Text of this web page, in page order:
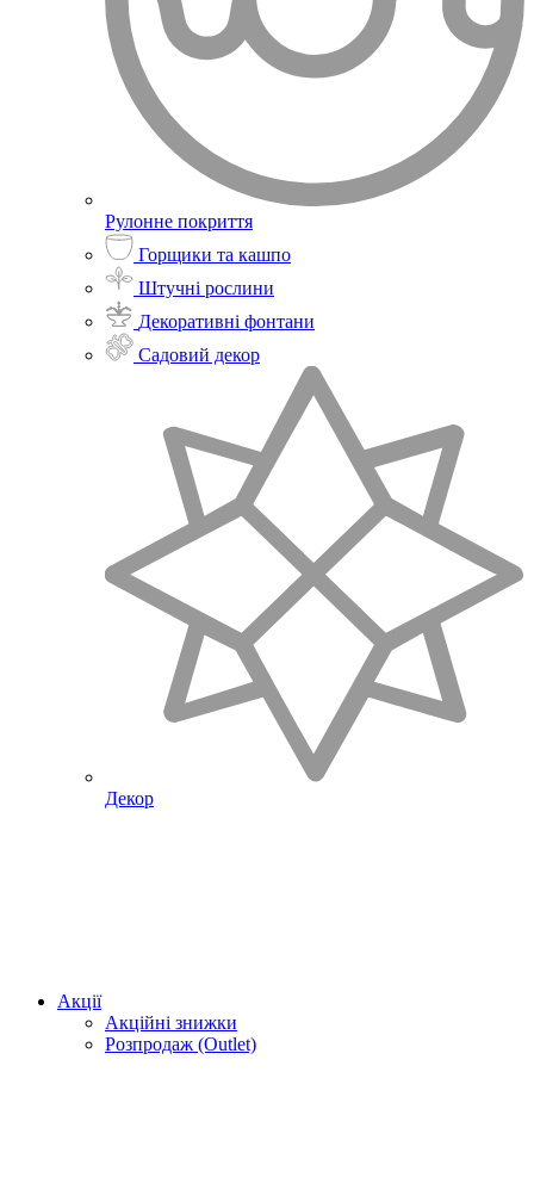
Рулонне покриття
Горщики та кашпо
Штучні рослини
Декоративні фонтани
Садовий декор
Декор
Акції
Акційні знижки
Розпродаж (Outlet)